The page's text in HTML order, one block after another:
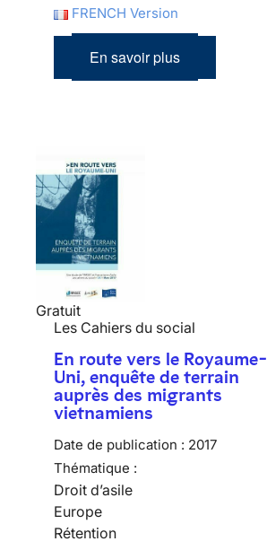
FRENCH Version
En savoir plus
Gratuit
Les Cahiers du social
En route vers le Royaume-
Uni, enquête de terrain
auprès des migrants
vietnamiens
Date de publication : 2017
Thématique :
Droit d’asile
Europe
Rétention